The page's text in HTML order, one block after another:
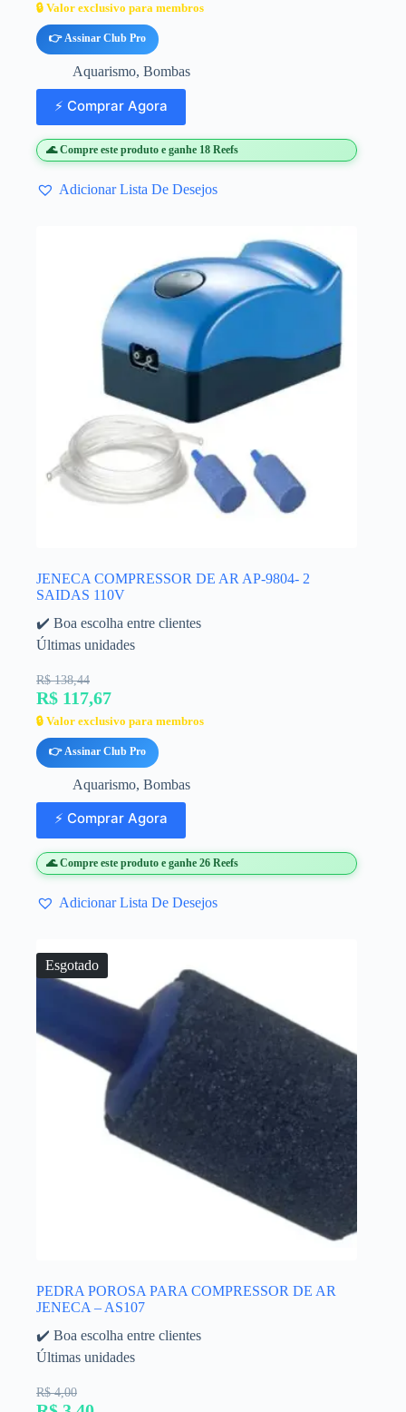
🔒 Valor exclusivo para membros
👉 Assinar Club Pro
Aquarismo, Bombas
⚡ Comprar Agora
🌊 Compre este produto e ganhe 18 Reefs
Adicionar Lista De Desejos
JENECA COMPRESSOR DE AR AP-9804- 2
SAIDAS 110V
✔️ Boa escolha entre clientes
Últimas unidades
R$ 138,44
R$ 117,67
🔒 Valor exclusivo para membros
👉 Assinar Club Pro
Aquarismo, Bombas
⚡ Comprar Agora
🌊 Compre este produto e ganhe 26 Reefs
Adicionar Lista De Desejos
Esgotado
PEDRA POROSA PARA COMPRESSOR DE AR
JENECA – AS107
✔️ Boa escolha entre clientes
Últimas unidades
R$ 4,00